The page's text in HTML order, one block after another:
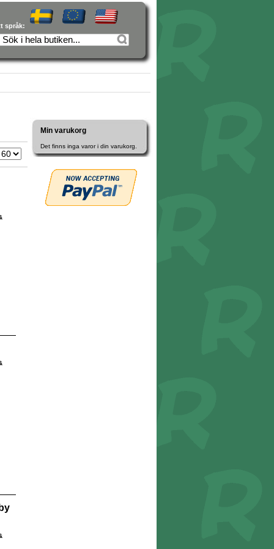
språk:
Min varukorg
Det finns inga varor i din varukorg.